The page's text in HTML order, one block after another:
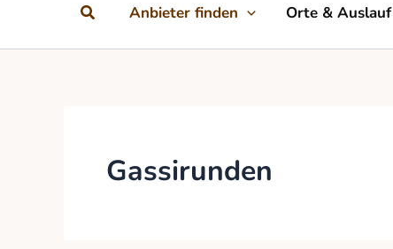
SuchenAnbieter finden Orte & Auslauf
Gassirunden